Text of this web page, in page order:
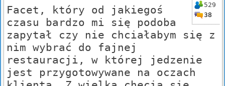
529
38
Facet, który od jakiegoś
czasu bardzo mi się podoba
zapytał czy nie chciałabym się z
nim wybrać do fajnej
restauracji, w której jedzenie
jest przygotowywane na oczach